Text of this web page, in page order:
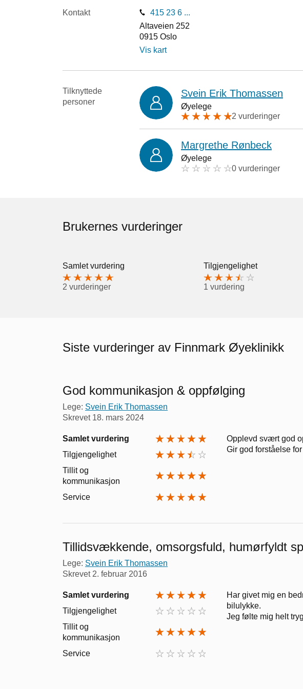
Kontakt
415 23 6 ...
Altaveien 252
0915 Oslo
Vis kart
Tilknyttede
personer
Svein Erik Thomassen
Øyelege
2 vurderinger
Margrethe Rønbeck
Øyelege
0 vurderinger
Brukernes vurderinger
Samlet vurdering
2 vurderinger
Tilgjengelighet
1 vurdering
Siste vurderinger av Finnmark Øyeklinikk
God kommunikasjon & oppfølging
Lege: Svein Erik Thomassen
Skrevet 18. mars 2024
Samlet vurdering
Tilgjengelighet
Tillit og
kommunikasjon
Service
Opplevd svært god
Gir god forståelse
Tillidsvækkende, omsorgsfuld, humørfyldt
Lege: Svein Erik Thomassen
Skrevet 2. februar 2016
Samlet vurdering
Tilgjengelighet
Tillit og
kommunikasjon
Service
Har givet mig en
bilulykke.
Jeg følte mig helt